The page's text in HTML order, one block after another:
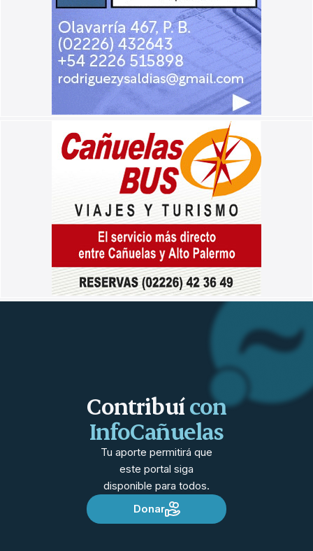
Contribuícon
InfoCañuelas
Tu aporte permitirá que
este portal siga
disponible para todos.
Donar